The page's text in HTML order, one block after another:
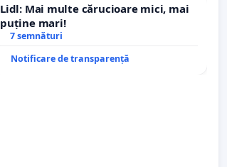
Lidl: Mai multe cărucioare mici, mai
puține mari!
7 semnături
Notificare de transparență